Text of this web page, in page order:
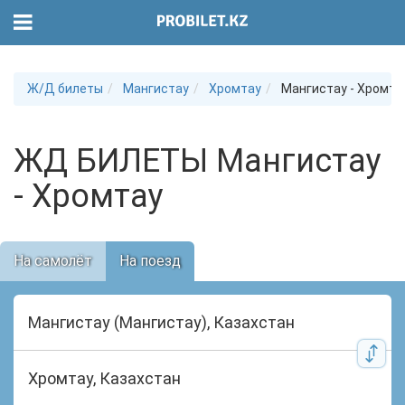
Ж/Д билеты Мангистау Хромтау Мангистау -
ЖД БИЛЕТЫ Мангистау
- Хромтау
На самолёт На поезд